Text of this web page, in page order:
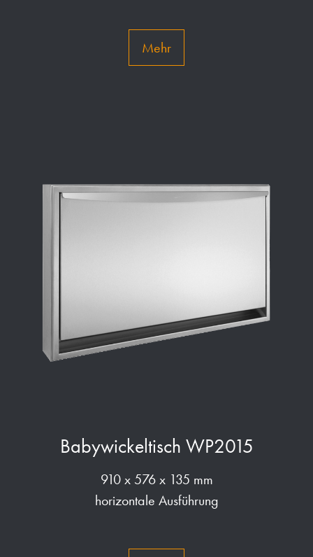
Mehr
Babywickeltisch WP2015
910 x 576 x 135 mm
horizontale Ausführung